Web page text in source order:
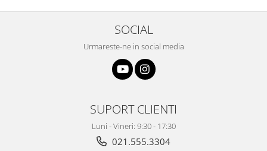
SOCIAL
Urmareste-ne in social media
SUPORT CLIENTI
Luni - Vineri: 9:30 - 17:30
021.555.3304